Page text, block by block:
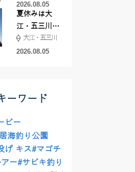
釣果が激変！
竿頭を取った
パターンと
は？
2026.08.05
夏休みは大
江・五三川で
バスフィッシ
ング♪
大江・五三川
2026.08.05
ーワード
ビー
海釣り公園
げ キス#マゴチ
ー#サビキ釣り